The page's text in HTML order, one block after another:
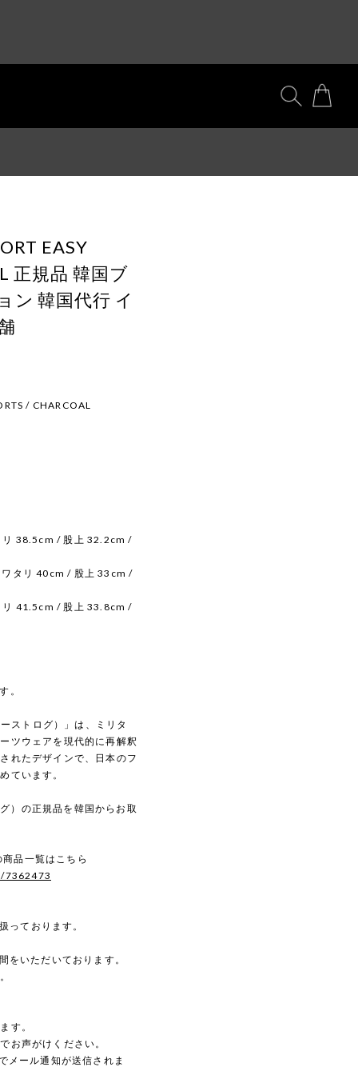
EASY
正規品 韓国ブ
ン 韓国代行 イ
/ CHARCOAL
リ 38.5cm / 股上 32.2cm /
タリ 40cm / 股上 33cm /
リ 41.5cm / 股上 33.8cm /
。
ストログ）」は、ミリタ
ツウェアを現代的に再解釈
れたデザインで、日本のフ
ています。
）の正規品を韓国からお取
品一覧はこちら
7362473
っております。
をいただいております。
す。
お声がけください。
メール通知が送信されま